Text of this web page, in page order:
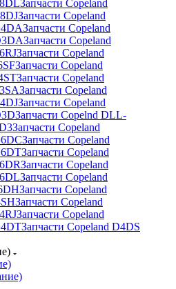
Запчасти Copeland
Запчасти Copeland
Запчасти Copeland
Запчасти Copeland
Запчасти Copeland
Запчасти Copeland
Запчасти Copeland
Запчасти Copeland
Запчасти Copeland
Запчасти Copelnd DLL-
Запчасти Copeland
Запчасти Copeland
Запчасти Copeland
Запчасти Copeland
Запчасти Copeland
Запчасти Copeland
Запчасти Copeland
Запчасти Copeland
Запчасти Copeland D4DS